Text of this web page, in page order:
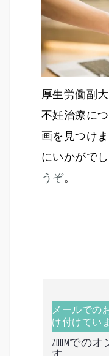
厚生労働副
不妊治療に
画を見つけ
にいかがでし
うぞ。
メールでの
け付けてい
ZOOMでの